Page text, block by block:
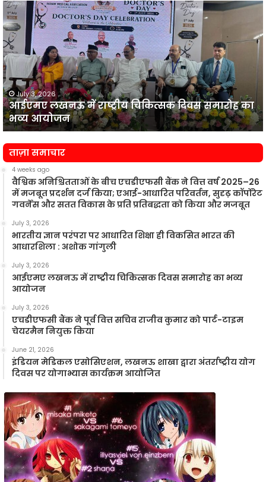
आईएमए
लखनऊ
में
राष्ट्रीय
चिकित्सक
दिवस
समारोह
का
भव्य
आयोजन
July 3, 2026
आईएमए लखनऊ में राष्ट्रीय चिकित्सक दिवस समारोह का
भव्य आयोजन
ताज़ा समाचार
4 weeks ago
वैश्विक अनिश्चितताओं के बीच एचडीएफसी बैंक ने वित्त वर्ष 2025–26
में मजबूत प्रदर्शन दर्ज किया; एआई-आधारित परिवर्तन, सुदृढ़ कॉर्पोरेट
गवर्नेंस और सतत विकास के प्रति प्रतिबद्धता को किया और मजबूत
July 3, 2026
भारतीय ज्ञान परंपरा पर आधारित शिक्षा ही विकसित भारत की
आधारशिला : अशोक गांगुली
July 3, 2026
आईएमए लखनऊ में राष्ट्रीय चिकित्सक दिवस समारोह का भव्य
आयोजन
July 3, 2026
एचडीएफसी बैंक ने पूर्व वित्त सचिव राजीव कुमार को पार्ट-टाइम
चेयरमैन नियुक्त किया
June 21, 2026
इंडियन मेडिकल एसोसिएशन, लखनऊ शाखा द्वारा अंतर्राष्ट्रीय योग
दिवस पर योगाभ्यास कार्यक्रम आयोजित